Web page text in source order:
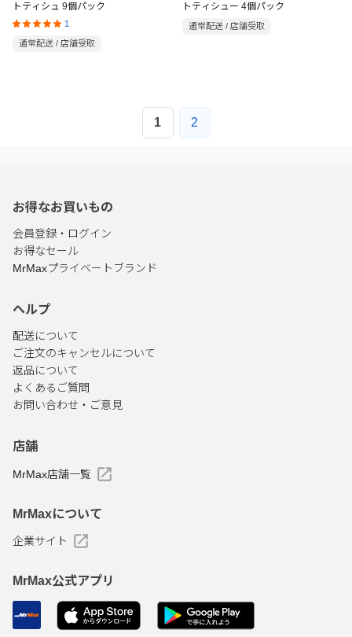
トティシュ 9個パック
1
通常配送 / 店舗受取
トティシュー 4個パック
通常配送 / 店舗受取
1 2
お得なお買いもの
会員登録・ログイン
お得なセール
MrMaxプライベートブランド
ヘルプ
配送について
ご注文のキャンセルについて
返品について
よくあるご質問
お問い合わせ・ご意見
店舗
MrMax店舗一覧
MrMaxについて
企業サイト
MrMax公式アプリ